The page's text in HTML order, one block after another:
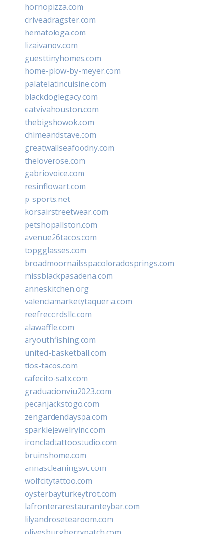
hornopizza.com
driveadragster.com
hematologa.com
lizaivanov.com
guesttinyhomes.com
home-plow-by-meyer.com
palatelatincuisine.com
blackdoglegacy.com
eatvivahouston.com
thebigshowok.com
chimeandstave.com
greatwallseafoodny.com
theloverose.com
gabriovoice.com
resinflowart.com
p-sports.net
korsairstreetwear.com
petshopallston.com
avenue26tacos.com
topgglasses.com
broadmoornailsspacoloradosprings.com
missblackpasadena.com
anneskitchen.org
valenciamarketytaqueria.com
reefrecordsllc.com
alawaffle.com
aryouthfishing.com
united-basketball.com
tios-tacos.com
cafecito-satx.com
graduacionviu2023.com
pecanjackstogo.com
zengardendayspa.com
sparklejewelryinc.com
ironcladtattoostudio.com
bruinshome.com
annascleaningsvc.com
wolfcitytattoo.com
oysterbayturkeytrot.com
lafronterarestauranteybar.com
lilyandrosetearoom.com